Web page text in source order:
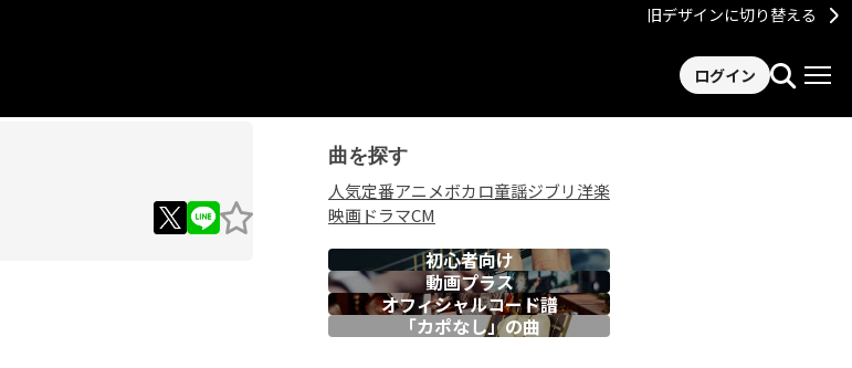
旧デザインに切り替える
ログイン
曲を探す
人気定番アニメボカロ童謡ジブリ洋楽
映画ドラマCM
初心者向け
動画プラス
オフィシャルコード譜
「カポなし」の曲